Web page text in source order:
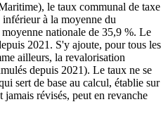
le taux communal de taxe
à la moyenne du
nationale de 35,9 %. Le
2021. S'y ajoute, pour tous les
ailleurs, la revalorisation
depuis 2021). Le taux ne se
sert de base au calcul, établie sur
jamais révisés, peut en revanche